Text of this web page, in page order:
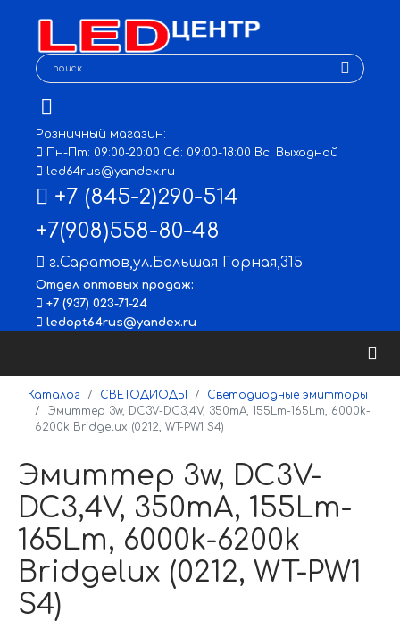
Розничный магазин:
Пн-Пт: 09:00-20:00 Сб: 09:00-18:00 Вс: Выходной
led64rus@yandex.ru
+7 (845-2)290-514
+7(908)558-80-48
г.Саратов,ул.Большая Горная,315
Отдел оптовых продаж:
+7 (937) 023-71-24
ledopt64rus@yandex.ru
Каталог СВЕТОДИОДЫ
Светодиодные эмитторы
Эмиттер 3w, DC3V-DC3,4V, 350mA, 155Lm-165Lm, 6000k-
6200k Bridgelux (0212, WT-PW1 S4)
Эмиттер 3w, DC3V-
DC3,4V, 350mA, 155Lm-
165Lm, 6000k-6200k
Bridgelux (0212, WT-PW1
S4)